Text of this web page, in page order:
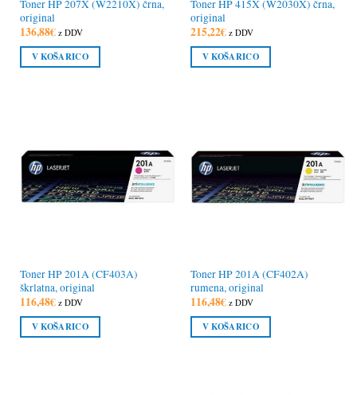
Toner HP 207X (W2210X) črna,
original
136,88€ z DDV
V KOŠARICO
Toner HP 415X (W2030X) črna,
original
215,22€ z DDV
V KOŠARICO
Toner HP 201A (CF403A)
škrlatna, original
116,48€ z DDV
V KOŠARICO
Toner HP 201A (CF402A)
rumena, original
116,48€ z DDV
V KOŠARICO